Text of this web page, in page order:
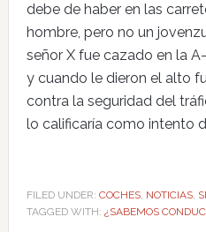
debe de haber en las
hombre, pero no un
señor X fue cazado en la
y cuando le dieron el alto
contra la seguridad del
lo calificaría como intento
FILED UNDER: COCHES, NOTICIAS,
TAGGED WITH: ¿SABEMOS